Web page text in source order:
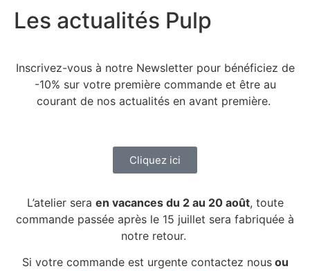
Les actualités Pulp
Inscrivez-vous à notre Newsletter pour bénéficiez de
-10% sur votre première commande et être au
courant de nos actualités en avant première.
Cliquez ici
L’atelier sera en vacances du 2 au 20 août, toute
commande passée après le 15 juillet sera fabriquée à
notre retour.
Si votre commande est urgente contactez nousou